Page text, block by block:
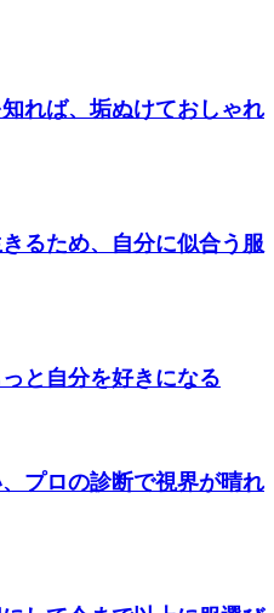
れば、垢ぬけておしゃれ
るため、自分に似合う服
と自分を好きになる
プロの診断で視界が晴れ